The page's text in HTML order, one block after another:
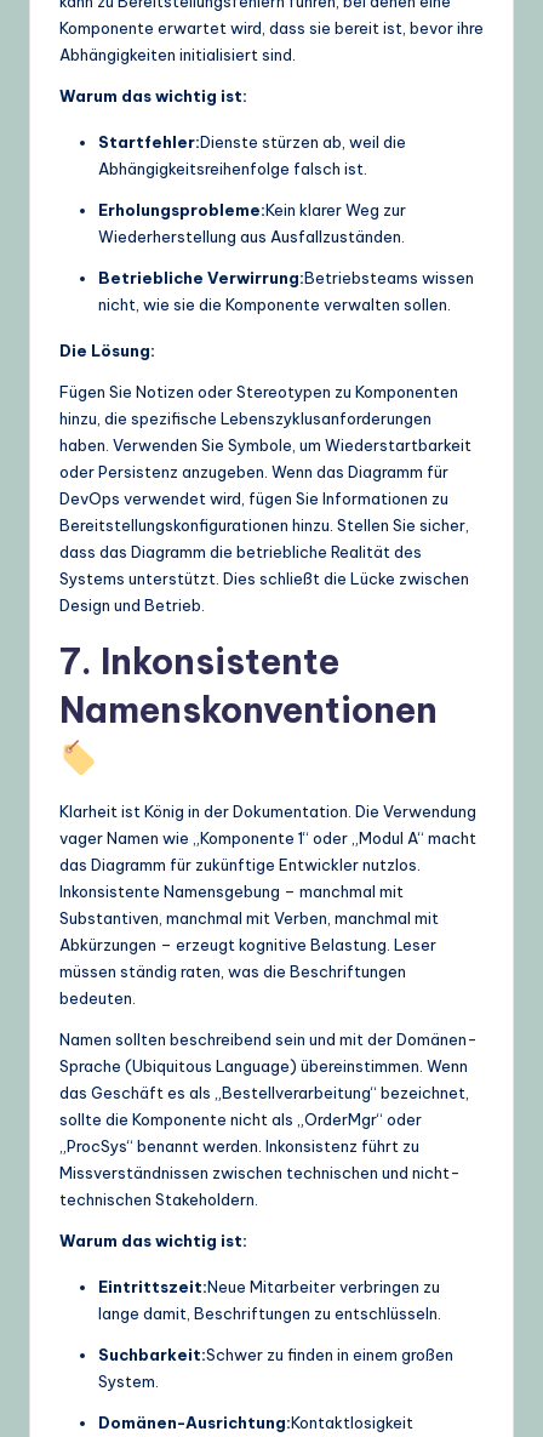
Komponente erwartet wird, dass sie bereit ist, bevor ihre
Abhängigkeiten initialisiert sind.
Warum das wichtig ist:
Startfehler:Dienste stürzen ab, weil die
Abhängigkeitsreihenfolge falsch ist.
Erholungsprobleme:Kein klarer Weg zur
Wiederherstellung aus Ausfallzuständen.
Betriebliche Verwirrung:Betriebsteams wissen
nicht, wie sie die Komponente verwalten sollen.
Die Lösung:
Fügen Sie Notizen oder Stereotypen zu Komponenten
hinzu, die spezifische Lebenszyklusanforderungen
haben. Verwenden Sie Symbole, um Wiederstartbarkeit
oder Persistenz anzugeben. Wenn das Diagramm für
DevOps verwendet wird, fügen Sie Informationen zu
Bereitstellungskonfigurationen hinzu. Stellen Sie sicher,
dass das Diagramm die betriebliche Realität des
Systems unterstützt. Dies schließt die Lücke zwischen
Design und Betrieb.
7. Inkonsistente
Namenskonventionen
Klarheit ist König in der Dokumentation. Die Verwendung
vager Namen wie „Komponente 1“ oder „Modul A“ macht
das Diagramm für zukünftige Entwickler nutzlos.
Inkonsistente Namensgebung – manchmal mit
Substantiven, manchmal mit Verben, manchmal mit
Abkürzungen – erzeugt kognitive Belastung. Leser
müssen ständig raten, was die Beschriftungen
bedeuten.
Namen sollten beschreibend sein und mit der Domänen-
Sprache (Ubiquitous Language) übereinstimmen. Wenn
das Geschäft es als „Bestellverarbeitung“ bezeichnet,
sollte die Komponente nicht als „OrderMgr“ oder
„ProcSys“ benannt werden. Inkonsistenz führt zu
Missverständnissen zwischen technischen und nicht-
technischen Stakeholdern.
Warum das wichtig ist:
Eintrittszeit:Neue Mitarbeiter verbringen zu
lange damit, Beschriftungen zu entschlüsseln.
Suchbarkeit:Schwer zu finden in einem großen
System.
Domänen-Ausrichtung:Kontaktlosigkeit